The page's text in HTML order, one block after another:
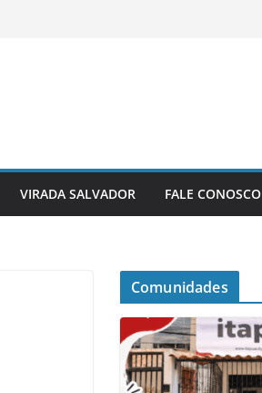
VIRADA SALVADOR FALE CONOSCO
Comunidades